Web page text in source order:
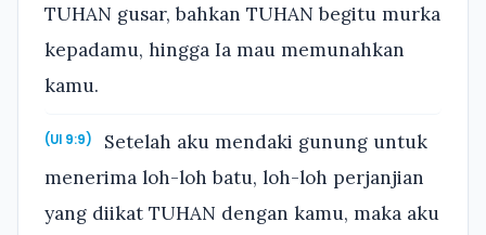
TUHAN gusar, bahkan TUHAN begitu murka
kepadamu, hingga Ia mau memunahkan
kamu.
(Ul 9:9)
Setelah aku mendaki gunung untuk
menerima loh-loh batu, loh-loh perjanjian
yang diikat TUHAN dengan kamu, maka aku